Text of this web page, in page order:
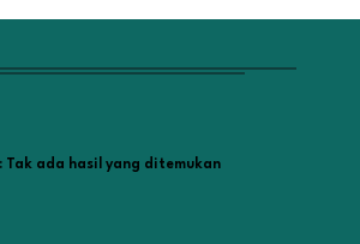
Tak ada hasil yang ditemukan